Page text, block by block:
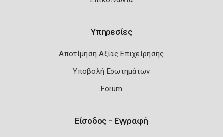
Υπηρεσίες
Αποτίμηση Αξίας Επιχείρησης
Υποβολή Ερωτημάτων
Forum
Είσοδος – Εγγραφή